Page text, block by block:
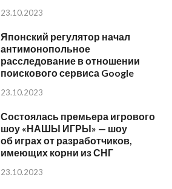
23.10.2023
Японский регулятор начал
антимонопольное
расследование в отношении
поискового сервиса Google
23.10.2023
Состоялась премьера игрового
шоу «НАШЫ ИГРЫ» — шоу
об играх от разработчиков,
имеющих корни из СНГ
23.10.2023